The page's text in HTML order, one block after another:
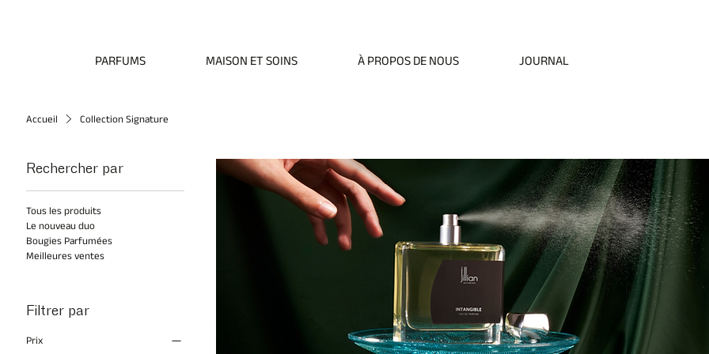
PARFUMS MAISON ET SOINS À PROPOS DE NOUS JOURNAL
Accueil Collection Signature
Rechercher par
Tous les produits
Le nouveau duo
Bougies Parfumées
Meilleures ventes
Filtrer par
Prix